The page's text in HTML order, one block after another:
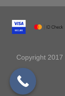
Copyright 2017